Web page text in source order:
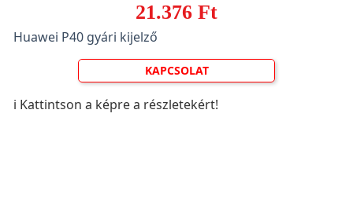
21.376 Ft
Huawei P40 gyári kijelző
KAPCSOLAT
ℹ️ Kattintson a képre a részletekért!